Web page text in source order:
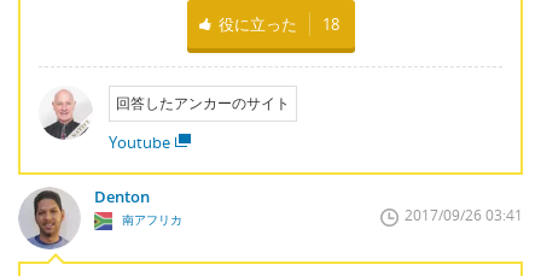
役に立った 18
回答したアンカーのサイト
Youtube
Denton
南アフリカ 2017/09/26 03:41